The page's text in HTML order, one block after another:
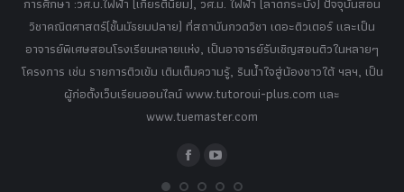
วิชาคณิตศาสตร์(ชั้นมัธยมปลาย) ที่สถาบันกวดวิชา เดอะติวเตอร์ และเป็น
อาจารย์พิเศษสอนโรงเรียนหลายแห่ง, เป็นอาจารย์รับเชิญสอนติวในหลายๆ
โครงการ เช่น รายการติวเข้ม เติมเต็มความรู้, รินน้ำใจสู่น้องชาวใต้ ฯลฯ, เป็น
ผู้ก่อตั้งเว็บเรียนออนไลน์ www.tutoroui-plus.com และ
www.tuemaster.com
FacebookYouTube